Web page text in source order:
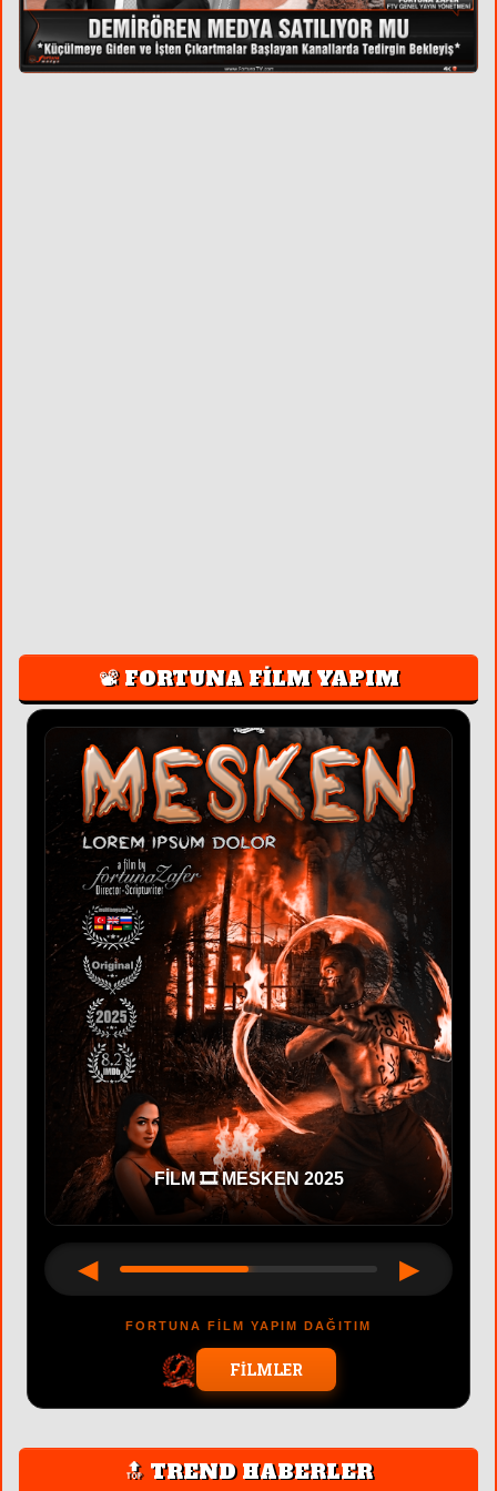
📽️ FORTUNA FİLM YAPIM
FİLM 🎞 MESKEN 2025
◀ ▶
FORTUNA FİLM YAPIM DAĞITIM
FİLMLER
🔝 TREND HABERLER